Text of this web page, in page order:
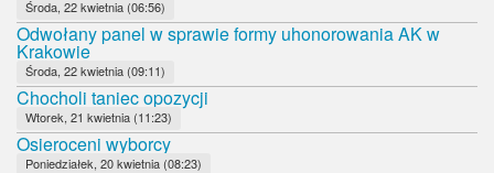
Środa, 22 kwietnia (06:56)
Odwołany panel w sprawie formy uhonorowania AK w
Krakowie
Środa, 22 kwietnia (09:11)
Chocholi taniec opozycji
Wtorek, 21 kwietnia (11:23)
Osieroceni wyborcy
Poniedziałek, 20 kwietnia (08:23)